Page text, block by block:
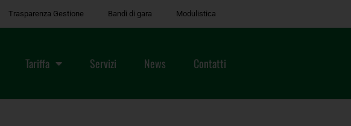
Trasparenza Gestione Bandi di gara Modulistica
Tariffa Servizi News Contatti